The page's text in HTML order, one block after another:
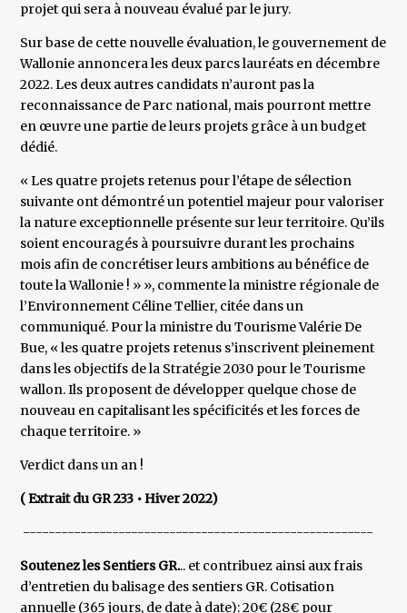
projet qui sera à nouveau évalué par le jury.
Sur base de cette nouvelle évaluation, le gouvernement de
Wallonie annoncera les deux parcs lauréats en décembre
2022. Les deux autres candidats n’auront pas la
reconnaissance de Parc national, mais pourront mettre
en œuvre une partie de leurs projets grâce à un budget
dédié.
« Les quatre projets retenus pour l’étape de sélection
suivante ont démontré un potentiel majeur pour valoriser
la nature exceptionnelle présente sur leur territoire. Qu’ils
soient encouragés à poursuivre durant les prochains
mois afin de concrétiser leurs ambitions au bénéfice de
toute la Wallonie ! » », commente la ministre régionale de
l’Environnement Céline Tellier, citée dans un
communiqué. Pour la ministre du Tourisme Valérie De
Bue, « les quatre projets retenus s’inscrivent pleinement
dans les objectifs de la Stratégie 2030 pour le Tourisme
wallon. Ils proposent de développer quelque chose de
nouveau en capitalisant les spécificités et les forces de
chaque territoire. »
Verdict dans un an !
( Extrait du GR 233 • Hiver 2022)
-------------------------------------------------------
Soutenez les Sentiers GR... et contribuez ainsi aux frais
d’entretien du balisage des sentiers GR. Cotisation
annuelle (365 jours, de date à date): 20€ (28€ pour